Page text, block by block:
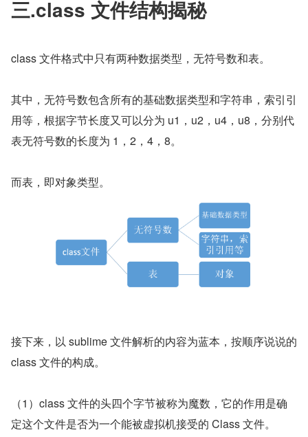
三.class 文件结构揭秘
class 文件格式中只有两种数据类型，无符号数和表。
其中，无符号数包含所有的基础数据类型和字符串，索引引
用等，根据字节长度又可以分为 u1，u2，u4，u8，分别代
表无符号数的长度为 1，2，4，8。
而表，即对象类型。
接下来，以 sublime 文件解析的内容为蓝本，按顺序说说的
class 文件的构成。
（1）class 文件的头四个字节被称为魔数，它的作用是确
定这个文件是否为一个能被虚拟机接受的 Class 文件。